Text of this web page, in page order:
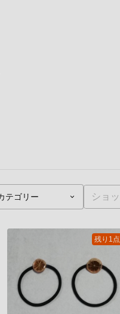
残り1点